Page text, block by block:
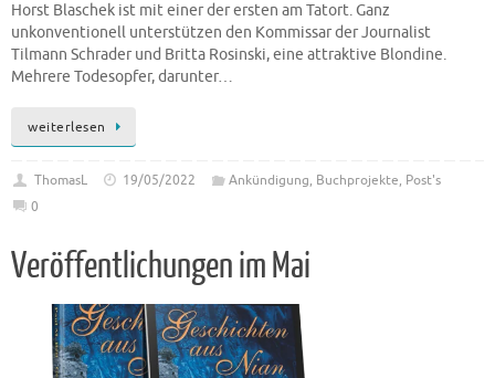
Horst Blaschek ist mit einer der ersten am Tatort. Ganz
unkonventionell unterstützen den Kommissar der Journalist
Tilmann Schrader und Britta Rosinski, eine attraktive Blondine.
Mehrere Todesopfer, darunter…
weiterlesen
ThomasL 19/05/2022 Ankündigung, Buchprojekte, Post's
0
Veröffentlichungen im Mai